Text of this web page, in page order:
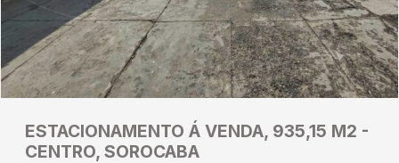
ESTACIONAMENTO Á VENDA, 935,15 M2 -
CENTRO, SOROCABA